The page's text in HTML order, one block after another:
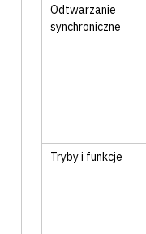
Odtwarzanie
synchroniczne
Tryby i funkcje